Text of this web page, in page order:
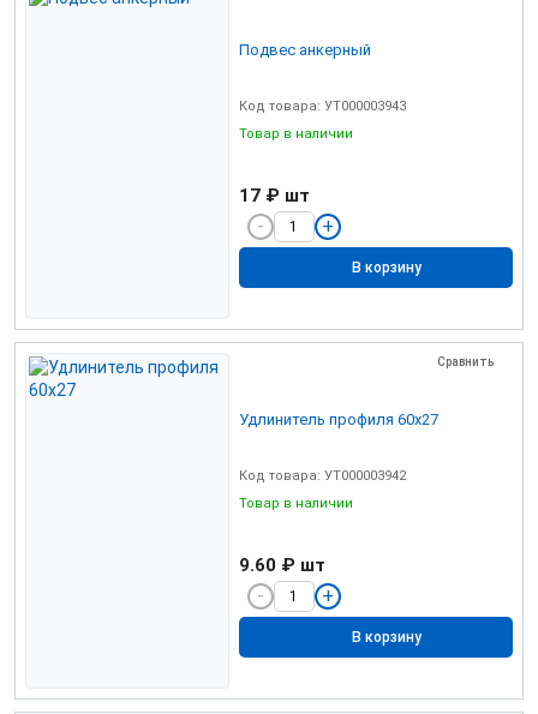
Подвес анкерный
Код товара: УТ000003943
Товар в наличии
17 ₽ шт
В корзину
Сравнить
Удлинитель профиля 60х27
Код товара: УТ000003942
Товар в наличии
9.60 ₽ шт
В корзину